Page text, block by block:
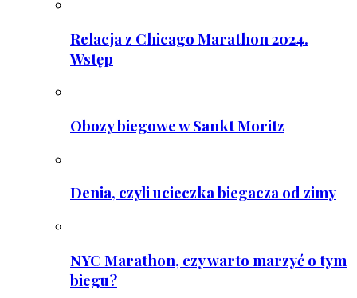
Relacja z Chicago Marathon 2024.
Wstęp
Obozy biegowe w Sankt Moritz
Denia, czyli ucieczka biegacza od zimy
NYC Marathon, czy warto marzyć o tym
biegu?